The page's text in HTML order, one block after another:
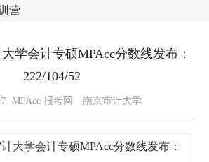
学会计专硕MPAcc分数线发布：
222/104/52
MPAcc 报考网 南京审计大学